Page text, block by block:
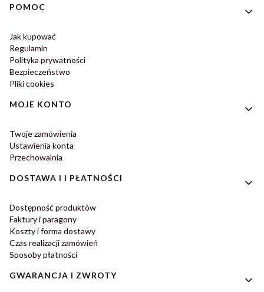
Linki w stopce
POMOC
Jak kupować
Regulamin
Polityka prywatności
Bezpieczeństwo
Pliki cookies
MOJE KONTO
Twoje zamówienia
Ustawienia konta
Przechowalnia
DOSTAWA I I PŁATNOŚCI
Dostępność produktów
Faktury i paragony
Koszty i forma dostawy
Czas realizacji zamówień
Sposoby płatności
GWARANCJA I ZWROTY